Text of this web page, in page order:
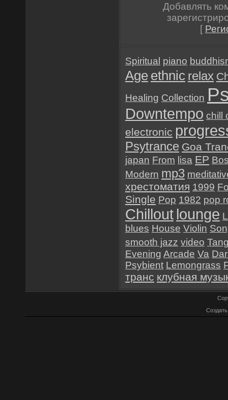
Добавлять
[
Spiritual piano
Age ethnic relax
Healing Collection
Downtempo chill
electronic
Psytrance Goa
japan From lisa EP
Modern mp3
хрестоматия 1999
Single Pop 1982 pop
Chillout lounge
blues House Violin
smooth jazz video
Evening Arcade Va
Psybient Lemongrass
транс клубная